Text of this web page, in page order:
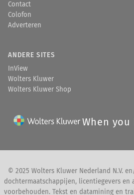
Contact
Colofon
Adverteren
ANDERE SITES
InView
Wolters Kluwer
Wolters Kluwer Shop
When
© 2025 Wolters Kluwer Nederland N.V.
dochtermaatschappijen, licentiegevers en
voorbehouden. Tekst en datamining en